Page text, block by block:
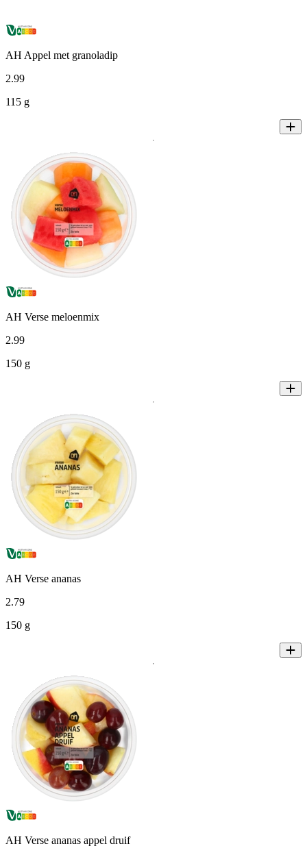
AH Appel met granoladip
2.99
115 g
AH Verse meloenmix
2.99
150 g
AH Verse ananas
2.79
150 g
AH Verse ananas appel druif